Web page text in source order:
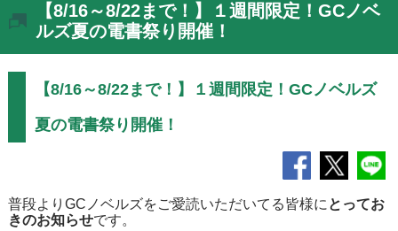
【8/16～8/22まで！】１週間限定！GCノベ
ルズ夏の電書祭り開催！
【8/16～8/22まで！】１週間限定！GCノベルズ
夏の電書祭り開催！
普段よりGCノベルズをご愛読いただいてる皆様に とってお
きのお知らせです。